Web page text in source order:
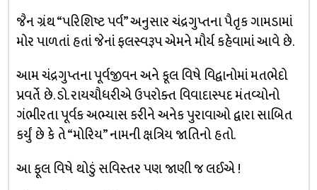
જૈન ગ્રંથ “પરિશિષ્ટ પર્વ” અનુસાર ચંદ્રગુપ્તના પૈતૃક ગામડામાં
મોર પાળતાં હતાં જેનાં ફલસ્વરૂપ એમને મૌર્ય કહેવામાં આવે છે.
આમ ચંદ્રગુપ્તના પૂર્વજીવન અને કૂલ વિષે વિદ્વાનોમાં મતભેદો
પ્રવર્તે છે. ડો. રાયચૌધરીએ ઉપરોક્ત વિવાદાસ્પદ મંતવ્યોનો
ગંભીરતા પૂર્વક અભ્યાસ કરીને અનેક પુરાવાઓ દ્વારા સાબિત
કર્યું છે કે તે “મોરિય” નામની ક્ષત્રિય જાતિનો હતો.
આ ફૂલ વિષે થોડું સવિસ્તર પણ જાણી જ લઈએ !